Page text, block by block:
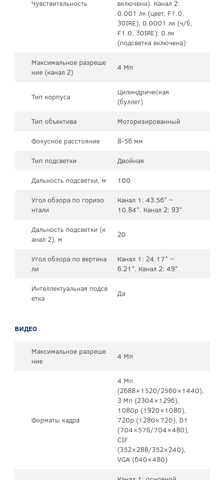
Чувствительность
включена). Канал 2:
0.001 лк (цвет, F1.0,
30IRE); 0.0001 лк (ч/б,
F1.0, 30IRE); 0 лк
(подсветка включена)
Максимальное разреше
ние (канал 2)
4 Мп
Тип корпуса
Цилиндрическая
(буллет)
Тип объектива
Моторизированный
Фокусное расстояние
8-56 мм
Тип подсветки
Двойная
Дальность подсветки, м
100
Угол обзора по горизо
нтали
Канал 1: 43.56° ~
10.84°. Канал 2: 93°
Дальность подсветки (к
анал 2), м
20
Угол обзора по вертика
ли
Канал 1: 24.17° ~
6.21°. Канал 2: 49°
Интеллектуальная подсв
етка
Да
ВИДЕО
Максимальное разреше
ние
4 Мп
Форматы кадра
4 Mп
(2688×1520/2560×1440),
3 Mп (2304×1296),
1080p (1920×1080),
720p (1280×720), D1
(704×576/704×480),
CIF
(352×288/352×240),
VGA (640×480)